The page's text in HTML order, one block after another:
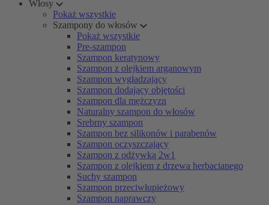
Włosy
Pokaż wszystkie
Szampony do włosów
Pokaż wszystkie
Pre-szampon
Szampon keratynowy
Szampon z olejkiem arganowym
Szampon wygładzający
Szampon dodający objętości
Szampon dla mężczyzn
Naturalny szampon do włosów
Srebrny szampon
Szampon bez silikonów i parabenów
Szampon oczyszczający
Szampon z odżywką 2w1
Szampon z olejkiem z drzewa herbacianego
Suchy szampon
Szampon przeciwłupieżowy
Szampon naprawczy